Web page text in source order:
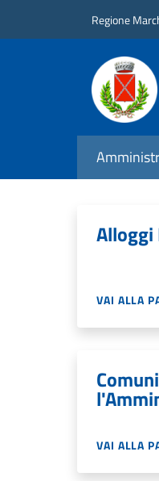
Regione
Alloggi
VAI ALLA
VAI ALLA